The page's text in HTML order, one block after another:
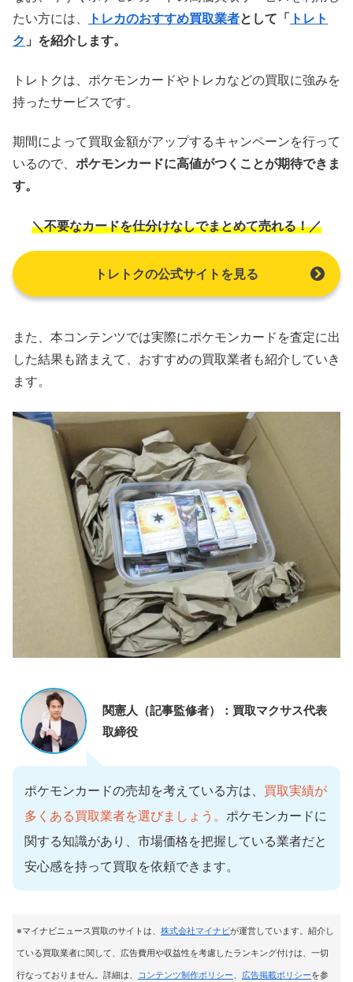
たい方には、
トレカのおすすめ買取業者として「 トレト
ク 」を紹介します。
トレトクは、ポケモンカードやトレカなどの買取に強みを
持ったサービスです。
期間によって買取金額がアップするキャンペーンを行って
いるので、 ポケモンカードに高値がつくことが期待できま
す。
＼不要なカードを仕分けなしでまとめて売れる！／
トレトクの公式サイトを見る
また、本コンテンツでは実際にポケモンカードを査定に出
した結果も踏まえて、おすすめの買取業者も紹介していき
ます。
関憲人（記事監修者）：買取マクサス代表
取締役
ポケモンカードの売却を考えている方は、 買取実績が
多くある買取業者を選びましょう。 ポケモンカードに
関する知識があり、市場価格を把握している業者だと
安心感を持って買取を依頼できます。
※マイナビニュース買取のサイトは、 株式会社マイナビが運営しています。紹介し
ている買取業者に関して、広告費用や収益性を考慮したランキング付けは、一切
行なっておりません。詳細は、 コンテンツ制作ポリシー、 広告掲載ポリシーを参